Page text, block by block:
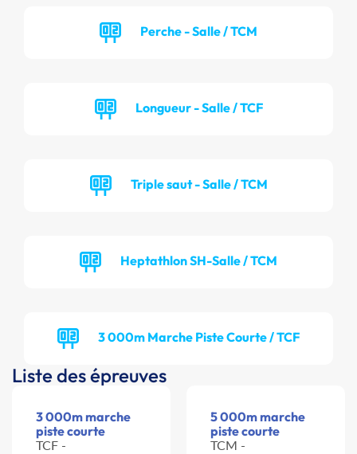
Perche - Salle / TCM
Longueur - Salle / TCF
Triple saut - Salle / TCM
Heptathlon SH-Salle / TCM
3 000m Marche Piste Courte / TCF
Liste des épreuves
3 000m marche
piste courte
TCF -
5 000m marche
piste courte
TCM -